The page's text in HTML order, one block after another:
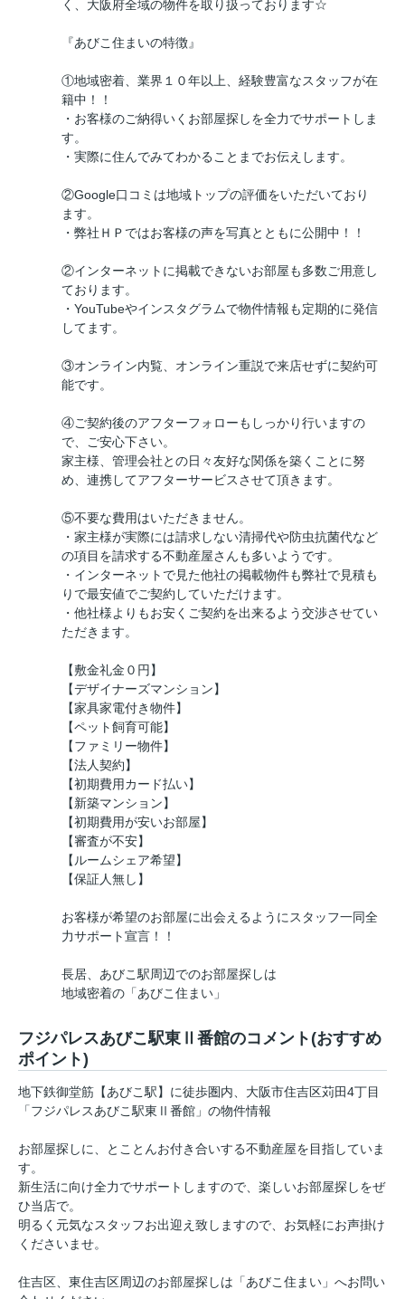
く、大阪府全域の物件を取り扱っております☆
『あびこ住まいの特徴』
①地域密着、業界１０年以上、経験豊富なスタッフが在
籍中！！
・お客様のご納得いくお部屋探しを全力でサポートしま
す。
・実際に住んでみてわかることまでお伝えします。
②Google口コミは地域トップの評価をいただいており
ます。
・弊社ＨＰではお客様の声を写真とともに公開中！！
②インターネットに掲載できないお部屋も多数ご用意し
ております。
・YouTubeやインスタグラムで物件情報も定期的に発信
してます。
③オンライン内覧、オンライン重説で来店せずに契約可
能です。
④ご契約後のアフターフォローもしっかり行いますの
で、ご安心下さい。
家主様、管理会社との日々友好な関係を築くことに努
め、連携してアフターサービスさせて頂きます。
⑤不要な費用はいただきません。
・家主様が実際には請求しない清掃代や防虫抗菌代など
の項目を請求する不動産屋さんも多いようです。
・インターネットで見た他社の掲載物件も弊社で見積も
りで最安値でご契約していただけます。
・他社様よりもお安くご契約を出来るよう交渉させてい
ただきます。
【敷金礼金０円】
【デザイナーズマンション】
【家具家電付き物件】
【ペット飼育可能】
【ファミリー物件】
【法人契約】
【初期費用カード払い】
【新築マンション】
【初期費用が安いお部屋】
【審査が不安】
【ルームシェア希望】
【保証人無し】
お客様が希望のお部屋に出会えるようにスタッフ一同全
力サポート宣言！！
長居、あびこ駅周辺でのお部屋探しは
地域密着の「あびこ住まい」
フジパレスあびこ駅東Ⅱ番館のコメント(おすすめ
ポイント)
地下鉄御堂筋【あびこ駅】に徒歩圏内、大阪市住吉区苅田4丁目
「フジパレスあびこ駅東Ⅱ番館」の物件情報
お部屋探しに、とことんお付き合いする不動産屋を目指していま
す。
新生活に向け全力でサポートしますので、楽しいお部屋探しをぜ
ひ当店で。
明るく元気なスタッフお出迎え致しますので、お気軽にお声掛け
くださいませ。
住吉区、東住吉区周辺のお部屋探しは「あびこ住まい」へお問い